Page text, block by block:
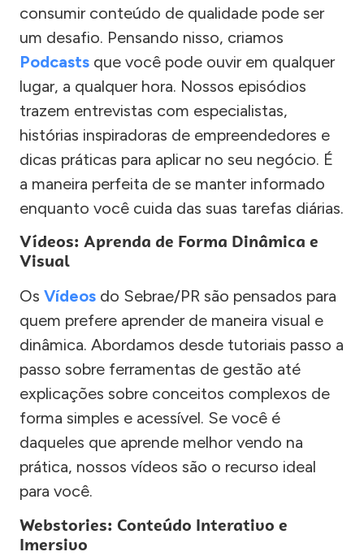
consumir conteúdo de qualidade pode ser
um desafio. Pensando nisso, criamos
Podcasts que você pode ouvir em qualquer
lugar, a qualquer hora. Nossos episódios
trazem entrevistas com especialistas,
histórias inspiradoras de empreendedores e
dicas práticas para aplicar no seu negócio. É
a maneira perfeita de se manter informado
enquanto você cuida das suas tarefas diárias.
Vídeos: Aprenda de Forma Dinâmica e
Visual
Os Vídeos do Sebrae/PR são pensados para
quem prefere aprender de maneira visual e
dinâmica. Abordamos desde tutoriais passo a
passo sobre ferramentas de gestão até
explicações sobre conceitos complexos de
forma simples e acessível. Se você é
daqueles que aprende melhor vendo na
prática, nossos vídeos são o recurso ideal
para você.
Webstories: Conteúdo Interativo e
Imersivo